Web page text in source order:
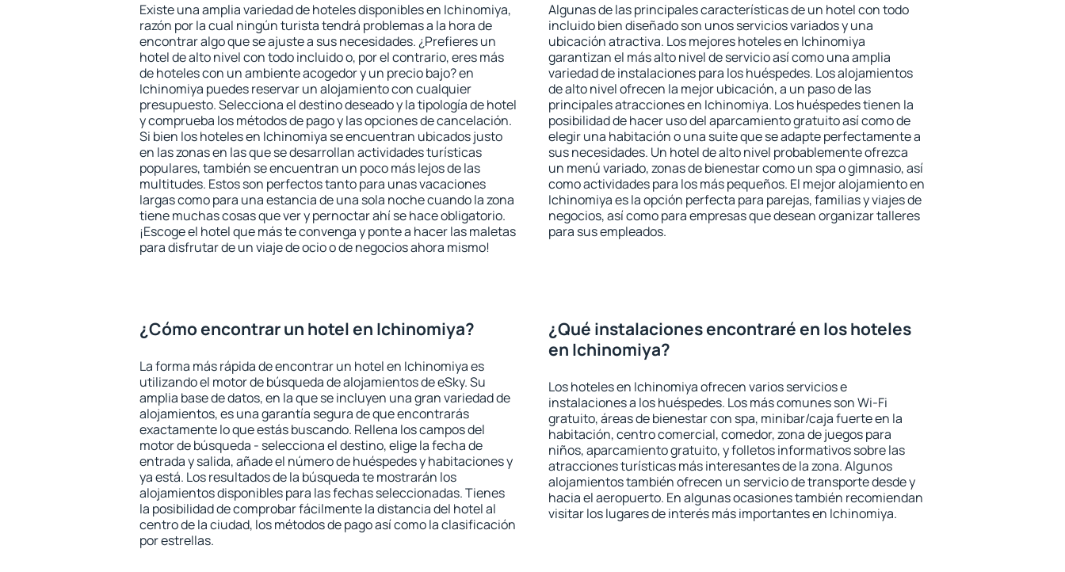
Existe una amplia variedad de hoteles disponibles en Ichinomiya,
razón por la cual ningún turista tendrá problemas a la hora de
encontrar algo que se ajuste a sus necesidades. ¿Prefieres un
hotel de alto nivel con todo incluido o, por el contrario, eres más
de hoteles con un ambiente acogedor y un precio bajo? en
Ichinomiya puedes reservar un alojamiento con cualquier
presupuesto. Selecciona el destino deseado y la tipología de hotel
y comprueba los métodos de pago y las opciones de cancelación.
Si bien los hoteles en Ichinomiya se encuentran ubicados justo
en las zonas en las que se desarrollan actividades turísticas
populares, también se encuentran un poco más lejos de las
multitudes. Estos son perfectos tanto para unas vacaciones
largas como para una estancia de una sola noche cuando la zona
tiene muchas cosas que ver y pernoctar ahí se hace obligatorio.
¡Escoge el hotel que más te convenga y ponte a hacer las maletas
para disfrutar de un viaje de ocio o de negocios ahora mismo!
Algunas de las principales características de un hotel con todo
incluido bien diseñado son unos servicios variados y una
ubicación atractiva. Los mejores hoteles en Ichinomiya
garantizan el más alto nivel de servicio así como una amplia
variedad de instalaciones para los huéspedes. Los alojamientos
de alto nivel ofrecen la mejor ubicación, a un paso de las
principales atracciones en Ichinomiya. Los huéspedes tienen la
posibilidad de hacer uso del aparcamiento gratuito así como de
elegir una habitación o una suite que se adapte perfectamente a
sus necesidades. Un hotel de alto nivel probablemente ofrezca
un menú variado, zonas de bienestar como un spa o gimnasio, así
como actividades para los más pequeños. El mejor alojamiento en
Ichinomiya es la opción perfecta para parejas, familias y viajes de
negocios, así como para empresas que desean organizar talleres
para sus empleados.
¿Cómo encontrar un hotel en Ichinomiya?
La forma más rápida de encontrar un hotel en Ichinomiya es
utilizando el motor de búsqueda de alojamientos de eSky. Su
amplia base de datos, en la que se incluyen una gran variedad de
alojamientos, es una garantía segura de que encontrarás
exactamente lo que estás buscando. Rellena los campos del
motor de búsqueda - selecciona el destino, elige la fecha de
entrada y salida, añade el número de huéspedes y habitaciones y
ya está. Los resultados de la búsqueda te mostrarán los
alojamientos disponibles para las fechas seleccionadas. Tienes
la posibilidad de comprobar fácilmente la distancia del hotel al
centro de la ciudad, los métodos de pago así como la clasificación
por estrellas.
¿Qué instalaciones encontraré en los hoteles
en Ichinomiya?
Los hoteles en Ichinomiya ofrecen varios servicios e
instalaciones a los huéspedes. Los más comunes son Wi-Fi
gratuito, áreas de bienestar con spa, minibar/caja fuerte en la
habitación, centro comercial, comedor, zona de juegos para
niños, aparcamiento gratuito, y folletos informativos sobre las
atracciones turísticas más interesantes de la zona. Algunos
alojamientos también ofrecen un servicio de transporte desde y
hacia el aeropuerto. En algunas ocasiones también recomiendan
visitar los lugares de interés más importantes en Ichinomiya.